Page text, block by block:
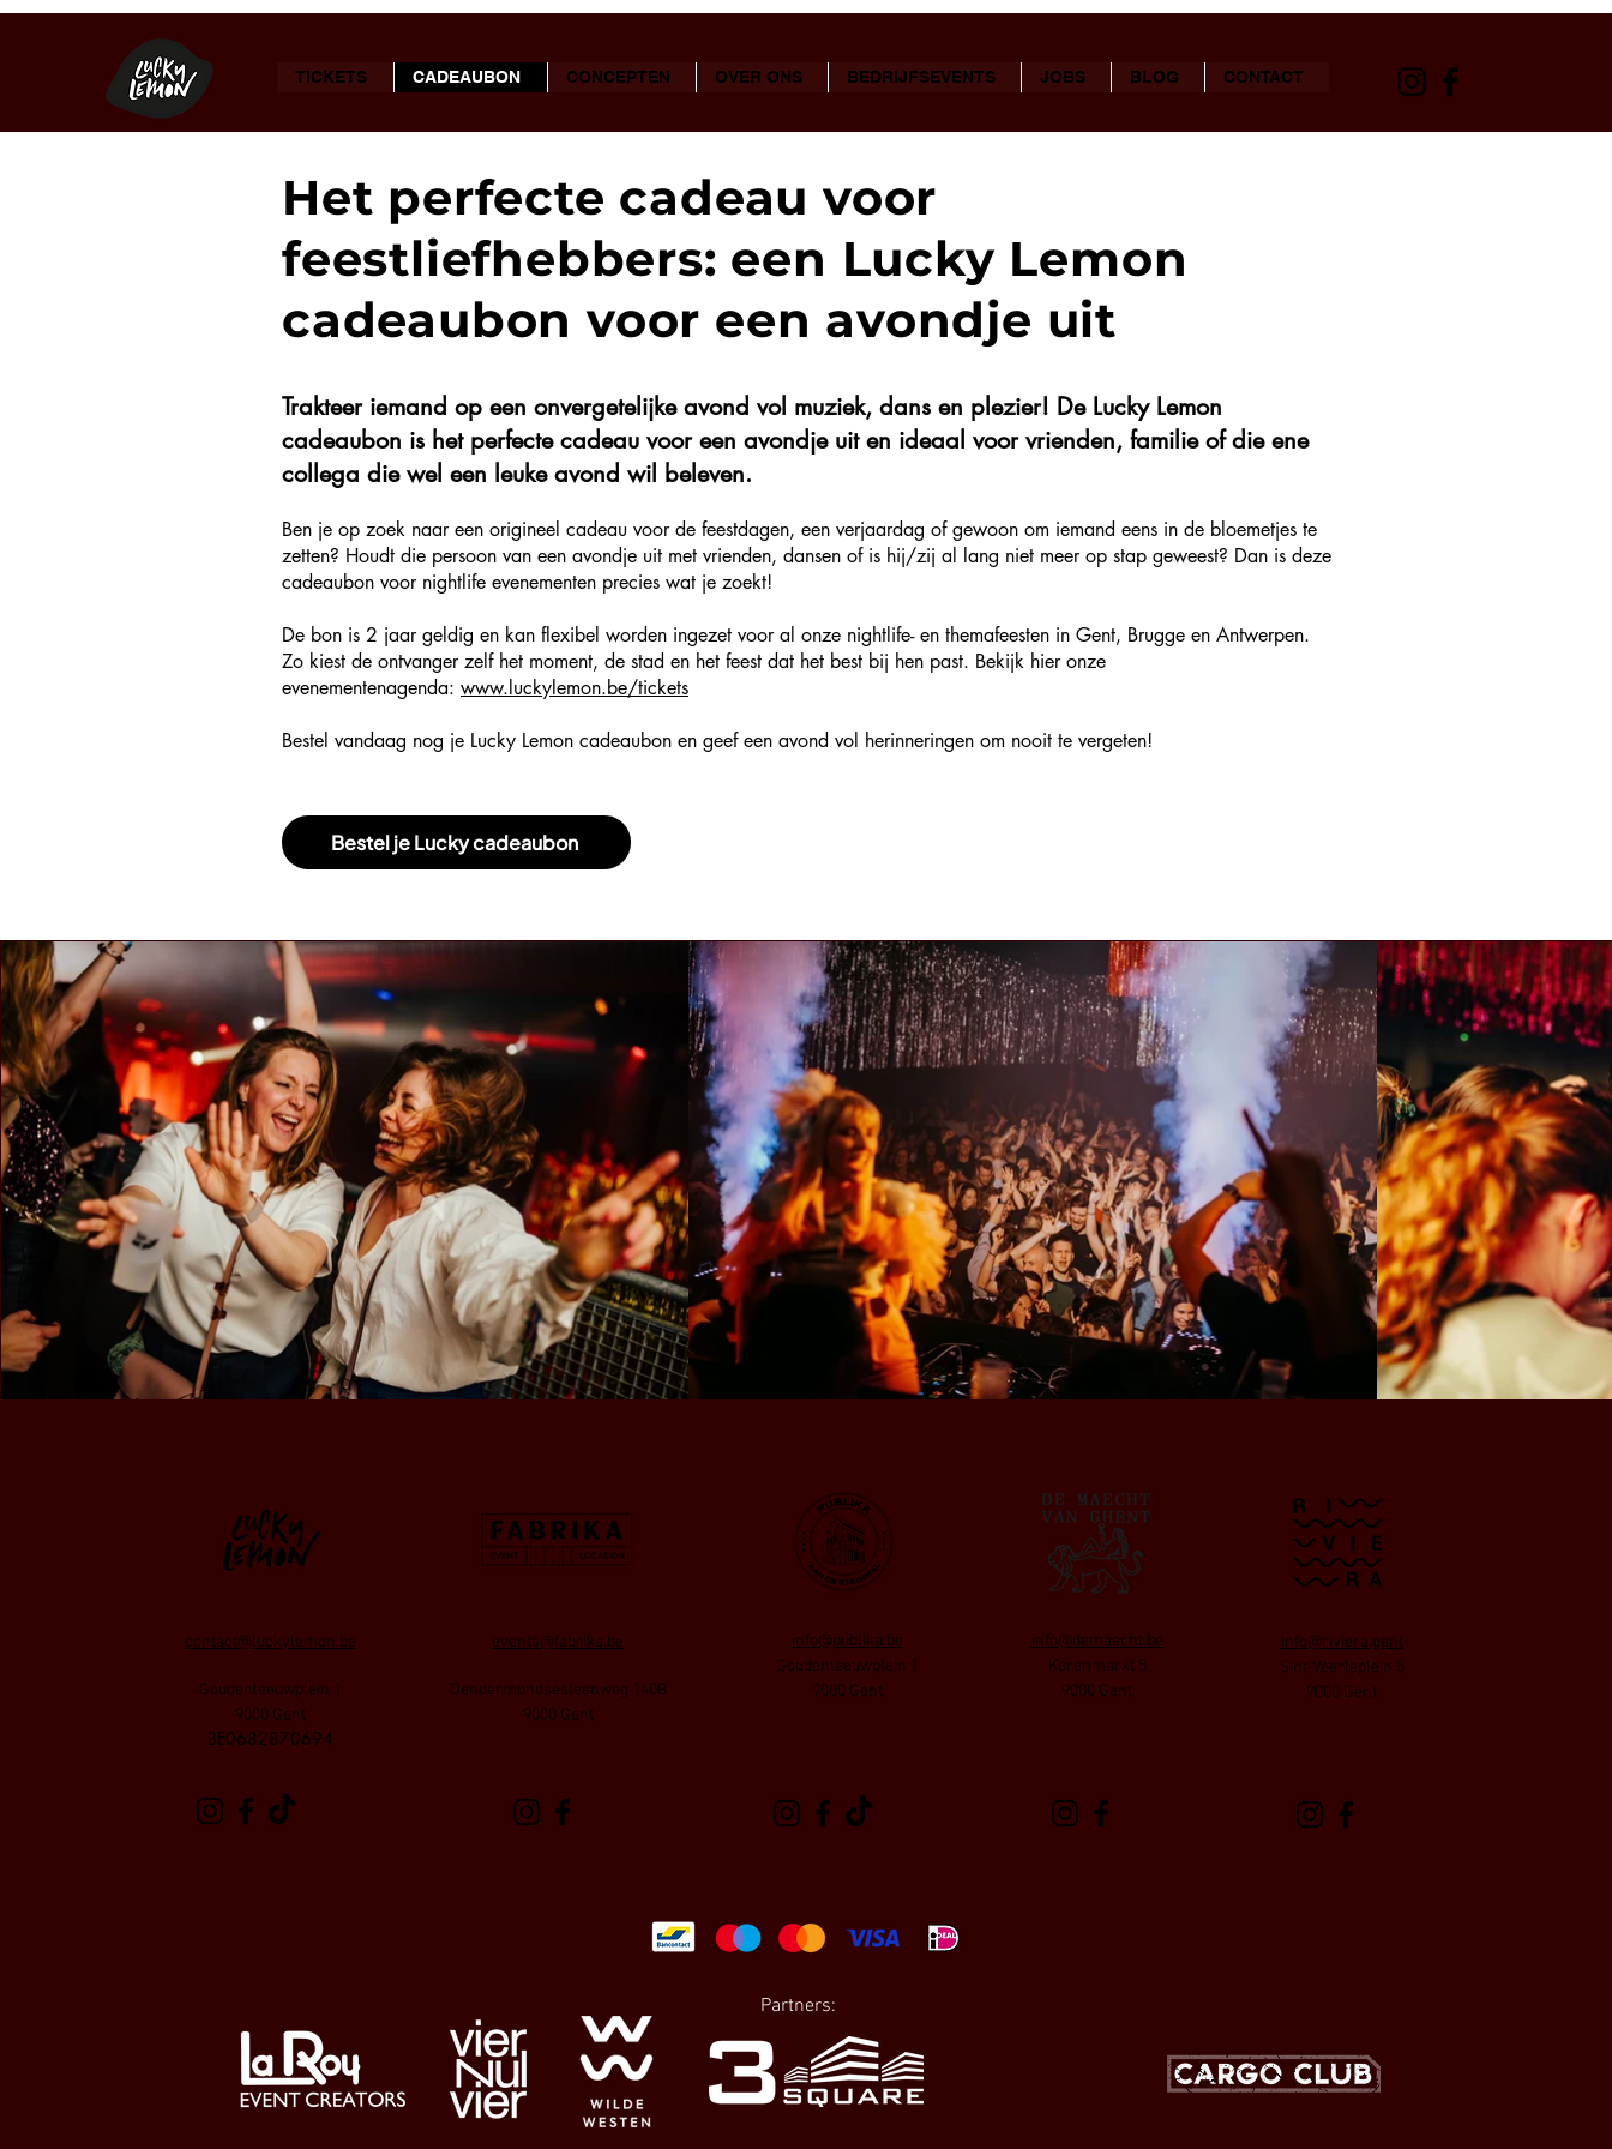
TICKETS CADEAUBON CONCEPTEN OVER ONS BEDRIJFSEVENTS JOBS BLOG CONTACT
Het perfecte cadeau voor
feestliefhebbers: een Lucky Lemon
cadeaubon voor een avondje uit
Trakteer iemand op een onvergetelijke avond vol muziek, dans en plezier! De Lucky Lemon
cadeaubon is het perfecte cadeau voor een avondje uit en ideaal voor vrienden, familie of die ene
collega die wel een leuke avond wil beleven.
Ben je op zoek naar een origineel cadeau voor de feestdagen, een verjaardag of gewoon om iemand eens in de bloemetjes te
zetten? Houdt die persoon van een avondje uit met vrienden, dansen of is hij/zij al lang niet meer op stap geweest? Dan is deze
cadeaubon voor nightlife evenementen precies wat je zoekt!
De bon is 2 jaar geldig en kan flexibel worden ingezet voor al onze nightlife- en themafeesten in Gent, Brugge en Antwerpen.
Zo kiest de ontvanger zelf het moment, de stad en het feest dat het best bij hen past. Bekijk hier onze
evenementenagenda: www.luckylemon.be/tickets
Bestel vandaag nog je Lucky Lemon cadeaubon en geef een avond vol herinneringen om nooit te vergeten!
Bestel je Lucky cadeaubon
contact@luckylemon.be
Goudenleeuwplein 1
9000 Gent
​BE0682870694
events@fabrika.be
Dendermondsesteenweg 140B
9000 Gent
info@publika.be
Goudenleeuwplein 1
9000 Gent
info@demaecht.be
Korenmarkt 5
9000 Gent
info@riviera.gent
Sint-Veerleplein 5
9000 Gent
Partners: